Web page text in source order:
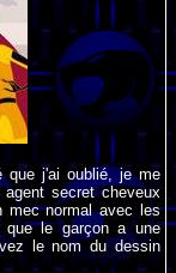
que j'ai oublié, je me
secret cheveux
mec normal avec les
que le garçon a une
le nom du dessin